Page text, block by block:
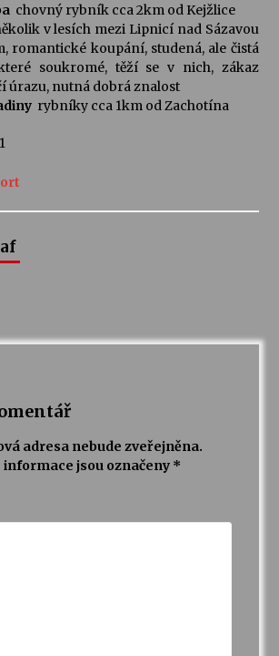
 chovný rybník cca 2km od Kejžlice
několik v lesích mezi Lipnicí nad Sázavou
romantické koupání, studená, ale čistá
soukromé, těží se v nich, zákaz
úrazu, nutná dobrá znalost
 rybníky cca 1km od Zachotína
adresa nebude zveřejněna.
informace jsou označeny *